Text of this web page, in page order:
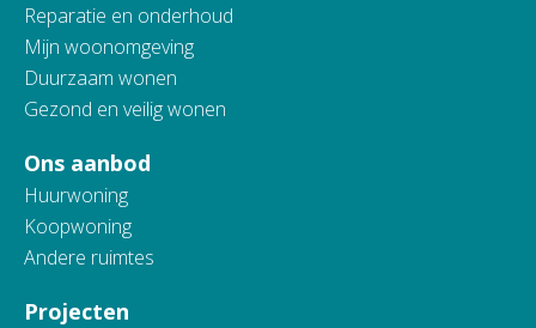
Reparatie en onderhoud
Mijn woonomgeving
Duurzaam wonen
Gezond en veilig wonen
Ons aanbod
Huurwoning
Koopwoning
Andere ruimtes
Projecten